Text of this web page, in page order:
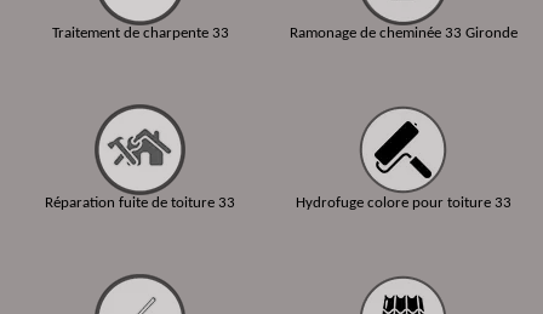
Traitement de charpente 33
Réparation fuite de toiture 33
Ramonage de cheminée 33 Gironde
Hydrofuge colore pour toiture 33